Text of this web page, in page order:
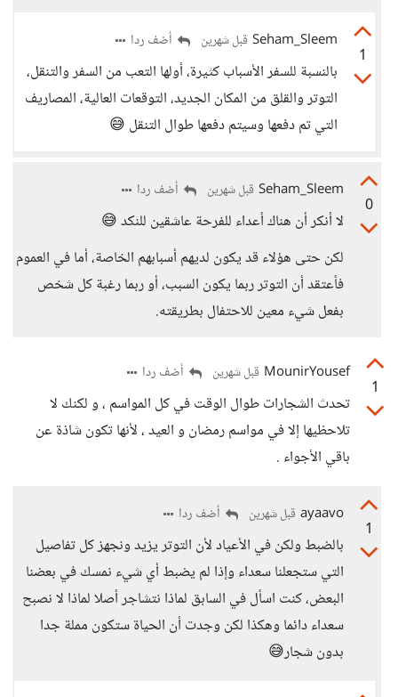
1
Seham_Sleem قبل شهرين أضف ردا
بالنسبة للسفر الأسباب كثيرة، أولها التعب من السفر والتنقل،
التوتر والقلق من المكان الجديد، التوقعات العالية، المصاريف
التي تم دفعها وسيتم دفعها طوال التنقل 😅
0
Seham_Sleem قبل شهرين أضف ردا
لا أنكر أن هناك أعداء للفرحة عاشقين للنكد 😅
لكن حتى هؤلاء قد يكون لديهم أسبابهم الخاصة، أما في العموم
فأعتقد أن التوتر ربما يكون السبب، أو ربما رغبة كل شخص
بفعل شيء معين للاحتفال بطريقته.
1
MounirYousef قبل شهرين أضف ردا
تحدث الشجارات طوال الوقت في كل المواسم ، و لكنك لا
تلاحظيها إلا في مواسم رمضان و العيد ، لأنها تكون شاذة عن
باقي الأجواء .
1
ayaavo قبل شهرين أضف ردا
بالضبط ولكن في الأعياد لأن التوتر يزيد ونجهز كل تفاصيل
التي ستجعلنا سعداء وإذا لم يضبط أي شيء نمسك في بعضنا
البعض، كنت اسأل في السابق لماذا نتشاجر أصلا لماذا لا نصبح
سعداء دائما وهكذا لكن وجدت أن الحياة ستكون مملة جدا
بدون شجار😅